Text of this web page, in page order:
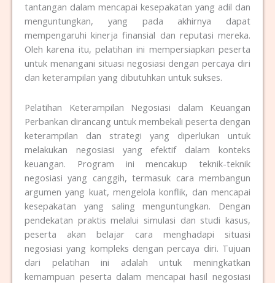
tantangan dalam mencapai kesepakatan yang adil dan
menguntungkan, yang pada akhirnya dapat
mempengaruhi kinerja finansial dan reputasi mereka.
Oleh karena itu, pelatihan ini mempersiapkan peserta
untuk menangani situasi negosiasi dengan percaya diri
dan keterampilan yang dibutuhkan untuk sukses.
Pelatihan Keterampilan Negosiasi dalam Keuangan
Perbankan dirancang untuk membekali peserta dengan
keterampilan dan strategi yang diperlukan untuk
melakukan negosiasi yang efektif dalam konteks
keuangan. Program ini mencakup teknik-teknik
negosiasi yang canggih, termasuk cara membangun
argumen yang kuat, mengelola konflik, dan mencapai
kesepakatan yang saling menguntungkan. Dengan
pendekatan praktis melalui simulasi dan studi kasus,
peserta akan belajar cara menghadapi situasi
negosiasi yang kompleks dengan percaya diri. Tujuan
dari pelatihan ini adalah untuk meningkatkan
kemampuan peserta dalam mencapai hasil negosiasi